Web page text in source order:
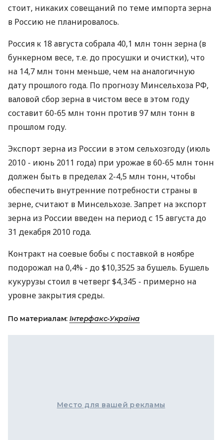
стоит, никаких совещаний по теме импорта зерна
в Россию не планировалось.
Россия к 18 августа собрала 40,1 млн тонн зерна (в
бункерном весе, т.е. до просушки и очистки), что
на 14,7 млн тонн меньше, чем на аналогичную
дату прошлого года. По прогнозу Минсельхоза РФ,
валовой сбор зерна в чистом весе в этом году
составит 60-65 млн тонн против 97 млн тонн в
прошлом году.
Экспорт зерна из России в этом сельхозгоду (июль
2010 - июнь 2011 года) при урожае в 60-65 млн тонн
должен быть в пределах 2-4,5 млн тонн, чтобы
обеспечить внутренние потребности страны в
зерне, считают в Минсельхозе. Запрет на экспорт
зерна из России введен на период с 15 августа до
31 декабря 2010 года.
Контракт на соевые бобы с поставкой в ноябре
подорожал на 0,4% - до $10,3525 за бушель. Бушель
кукурузы стоил в четверг $4,345 - примерно на
уровне закрытия среды.
По материалам: Інтерфакс-Україна
Место для вашей рекламы